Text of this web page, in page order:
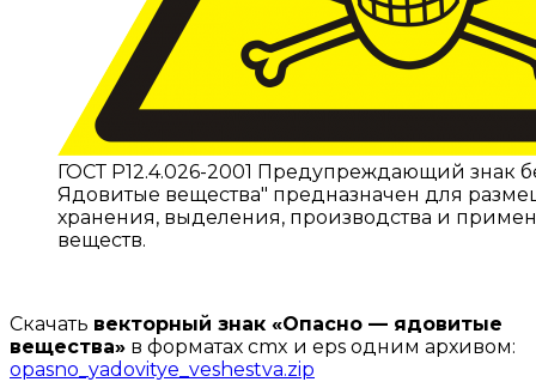
ГОСТ Р12.4.026-2001 Предупреждающий знак
Ядовитые вещества" предназначен для
хранения, выделения, производства и
веществ.
Скачать векторный знак «Опасно — ядовитые
вещества» в форматах cmx и eps одним архивом:
opasno_yadovitye_veshestva.zip